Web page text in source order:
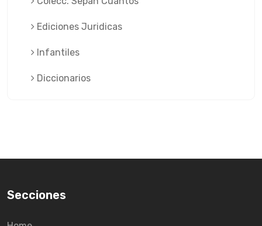
Ediciones Juridicas
Infantiles
Diccionarios
Secciones